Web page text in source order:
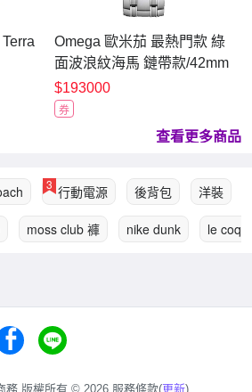
Omega 歐米茄 最熱門款 綠
面波浪紋海馬 鏈帶款/42mm
$193000
券
查看更多商品
3 行動電源 後背包 洋裝
moss club 褲 nike dunk le coq
務 版權所有 © 2026 服務條款(更新)